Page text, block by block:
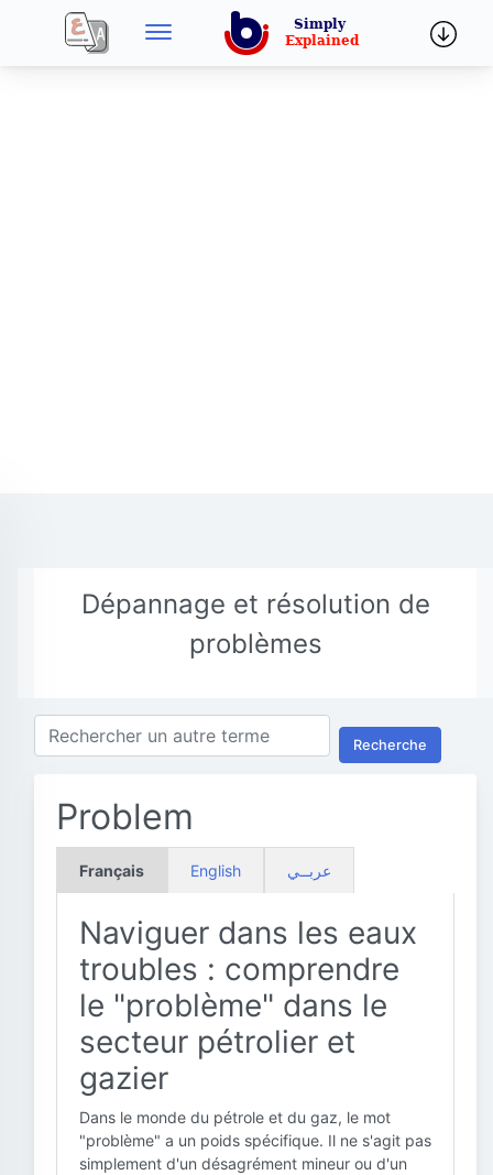
Dépannage et résolution de
problèmes
Recherche
Problem
Français English عربــي
Naviguer dans les eaux
troubles : comprendre
le "problème" dans le
secteur pétrolier et
gazier
Dans le monde du pétrole et du gaz, le mot
"problème" a un poids spécifique. Il ne s'agit pas
simplement d'un désagrément mineur ou d'un